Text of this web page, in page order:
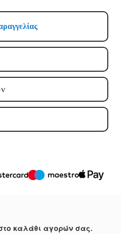
καλάθι αγορών σας.